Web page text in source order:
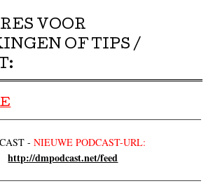
VOOR
OF TIPS /
-NIEUWE PODCAST-URL:
http://dmpodcast.net/feed